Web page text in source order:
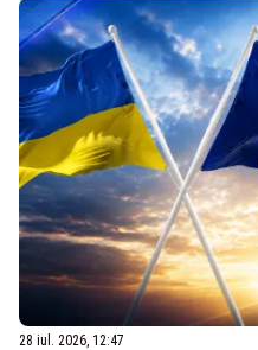
28 iul. 2026, 12:47